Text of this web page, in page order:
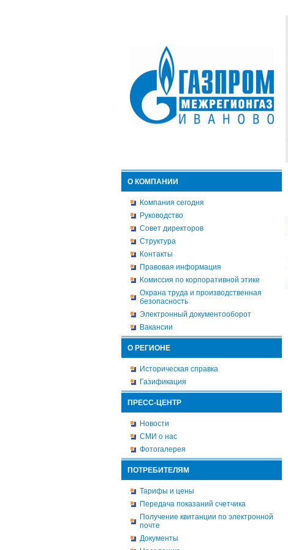
О КОМПАНИИ
Компания сегодня
Руководство
Совет директоров
Структура
Контакты
Правовая информация
Комиссия по корпоративной этике
Охрана труда и производственная
безопасность
Электронный документооборот
Вакансии
О РЕГИОНЕ
Историческая справка
Газификация
ПРЕСС-ЦЕНТР
Новости
СМИ о нас
Фотогалерея
ПОТРЕБИТЕЛЯМ
Тарифы и цены
Передача показаний счетчика
Получение квитанции по электронной
почте
Документы